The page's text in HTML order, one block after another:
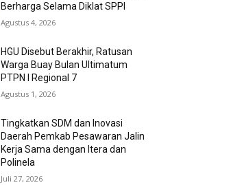
Berharga Selama Diklat SPPI
Agustus 4, 2026
HGU Disebut Berakhir, Ratusan
Warga Buay Bulan Ultimatum
PTPN I Regional 7
Agustus 1, 2026
Tingkatkan SDM dan Inovasi
Daerah Pemkab Pesawaran Jalin
Kerja Sama dengan Itera dan
Polinela
Juli 27, 2026